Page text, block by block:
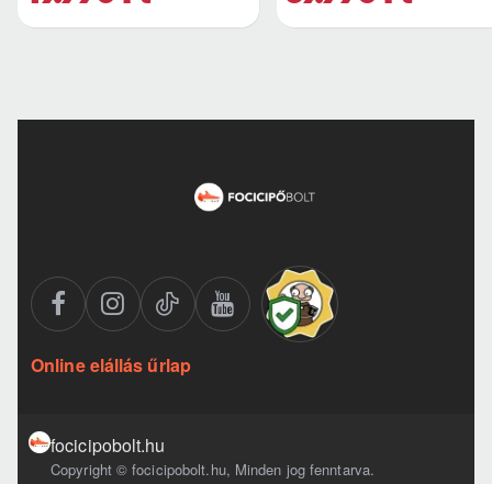
Online elállás űrlap
focicipobolt.hu
Copyright © focicipobolt.hu, Minden jog fenntarva.